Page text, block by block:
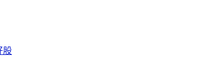
股